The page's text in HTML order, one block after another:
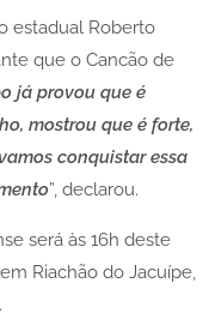
estadual Roberto
que o Cancão de
já provou que é
mostrou que é forte,
conquistar essa
”, declarou.
será às 16h deste
Riachão do Jacuípe,